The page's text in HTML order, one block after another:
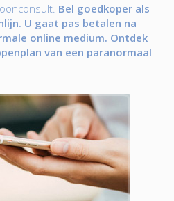
Bel goedkoper als
U gaat pas betalen na
online medium. Ontdek
van een paranormaal